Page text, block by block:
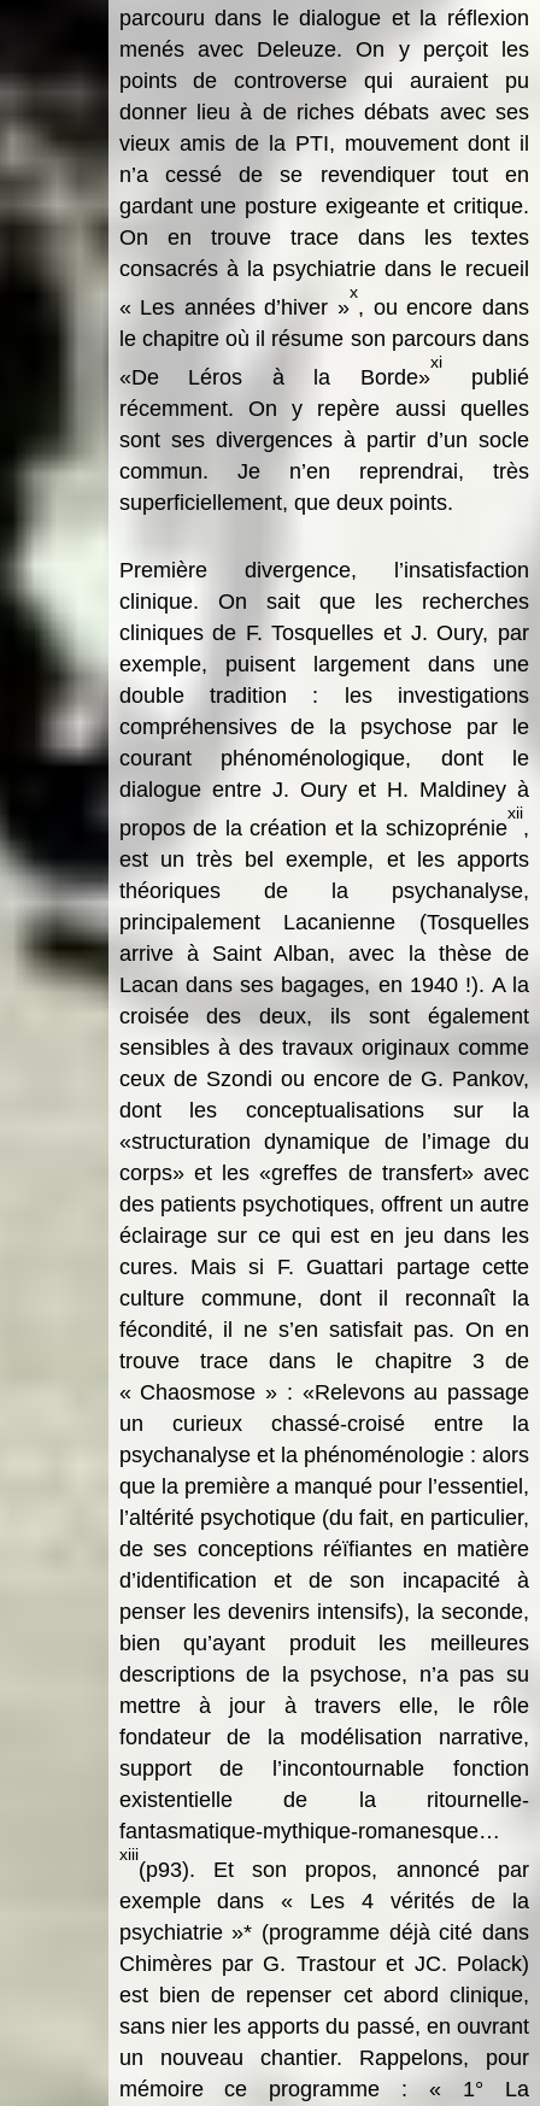
parcouru dans le dialogue et la réflexion
menés avec Deleuze. On y perçoit les
points de controverse qui auraient pu
donner lieu à de riches débats avec ses
vieux amis de la PTI, mouvement dont il
n’a cessé de se revendiquer tout en
gardant une posture exigeante et critique.
On en trouve trace dans les textes
consacrés à la psychiatrie dans le recueil
« Les années d’hiver »
x
, ou encore dans
le chapitre où il résume son parcours dans
«De Léros à la Borde»
xi
publié
récemment. On y repère aussi quelles
sont ses divergences à partir d’un socle
commun. Je n’en reprendrai, très
superficiellement, que deux points.
Première divergence, l’insatisfaction
clinique. On sait que les recherches
cliniques de F. Tosquelles et J. Oury, par
exemple, puisent largement dans une
double tradition : les investigations
compréhensives de la psychose par le
courant phénoménologique, dont le
dialogue entre J. Oury et H. Maldiney à
propos de la création et la schizoprénie
xii
,
est un très bel exemple, et les apports
théoriques de la psychanalyse,
principalement Lacanienne (Tosquelles
arrive à Saint Alban, avec la thèse de
Lacan dans ses bagages, en 1940 !). A la
croisée des deux, ils sont également
sensibles à des travaux originaux comme
ceux de Szondi ou encore de G. Pankov,
dont les conceptualisations sur la
«structuration dynamique de l’image du
corps» et les «greffes de transfert» avec
des patients psychotiques, offrent un autre
éclairage sur ce qui est en jeu dans les
cures. Mais si F. Guattari partage cette
culture commune, dont il reconnaît la
fécondité, il ne s’en satisfait pas. On en
trouve trace dans le chapitre 3 de
« Chaosmose » : «Relevons au passage
un curieux chassé-croisé entre la
psychanalyse et la phénoménologie : alors
que la première a manqué pour l’essentiel,
l’altérité psychotique (du fait, en particulier,
de ses conceptions réïfiantes en matière
d’identification et de son incapacité à
penser les devenirs intensifs), la seconde,
bien qu’ayant produit les meilleures
descriptions de la psychose, n’a pas su
mettre à jour à travers elle, le rôle
fondateur de la modélisation narrative,
support de l’incontournable fonction
existentielle de la ritournelle-
fantasmatique-mythique-romanesque…
xiii
(p93). Et son propos, annoncé par
exemple dans « Les 4 vérités de la
psychiatrie »* (programme déjà cité dans
Chimères par G. Trastour et JC. Polack)
est bien de repenser cet abord clinique,
sans nier les apports du passé, en ouvrant
un nouveau chantier. Rappelons, pour
mémoire ce programme : « 1° La